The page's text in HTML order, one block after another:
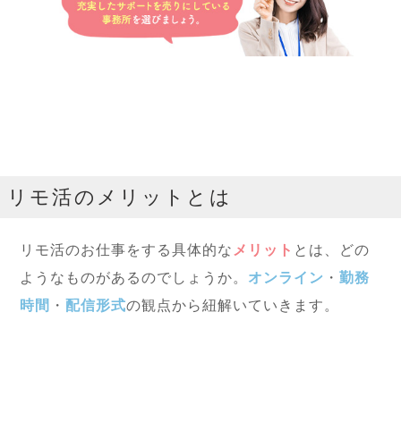
リモ活のメリットとは
リモ活のお仕事をする具体的な メリット とは、どの
ようなものがあるのでしょうか。 オンライン ・勤務
時間 ・配信形式の観点から紐解いていきます。